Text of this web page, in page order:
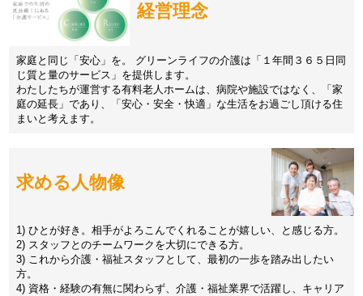
経営理念
家庭と同じ「安心」を。 グリーンライフの介護は「１年間３６５日同
じ質と量のサービス」を提供します。
わたしたちが運営する有料老人ホームは、病院や施設ではなく、「家
庭の延長」であり、「安心・安全・快適」な生活をお過ごし頂ける住
まいと考えます。
求める人物像
1) ひとが好き。相手がよろこんでくれることが嬉しい、と感じる方。
2) スタッフとのチームワークを大切にできる方。
3) これから介護・福祉スタッフとして、最初の一歩を踏み出したい
方。
4) 資格・経験の有無に関わらず、介護・福祉業界で活躍し、キャリア